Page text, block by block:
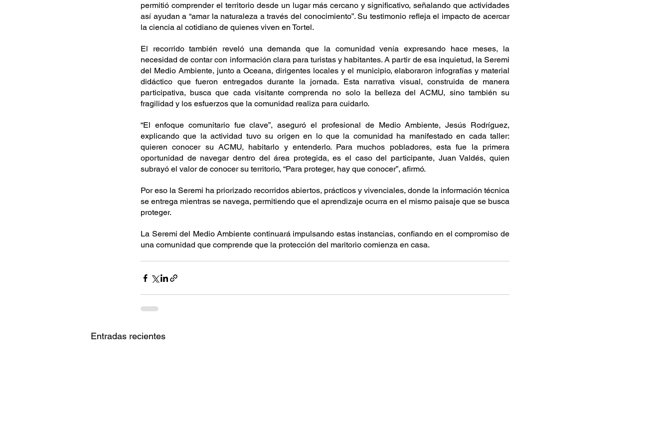
permitió comprender el territorio desde un lugar más cercano y significativo, señalando que actividades
así ayudan a “amar la naturaleza a través del conocimiento”. Su testimonio refleja el impacto de acercar
la ciencia al cotidiano de quienes viven en Tortel.
El recorrido también reveló una demanda que la comunidad venía expresando hace meses, la
necesidad de contar con información clara para turistas y habitantes. A partir de esa inquietud, la Seremi
del Medio Ambiente, junto a Oceana, dirigentes locales y el municipio, elaboraron infografías y material
didáctico que fueron entregados durante la jornada. Esta narrativa visual, construida de manera
participativa, busca que cada visitante comprenda no solo la belleza del ACMU, sino también su
fragilidad y los esfuerzos que la comunidad realiza para cuidarlo.
“El enfoque comunitario fue clave”, aseguró el profesional de Medio Ambiente, Jesús Rodríguez,
explicando que la actividad tuvo su origen en lo que la comunidad ha manifestado en cada taller:
quieren conocer su ACMU, habitarlo y entenderlo. Para muchos pobladores, esta fue la primera
oportunidad de navegar dentro del área protegida, es el caso del participante, Juan Valdés, quien
subrayó el valor de conocer su territorio, “Para proteger, hay que conocer”, afirmó.
Por eso la Seremi ha priorizado recorridos abiertos, prácticos y vivenciales, donde la información técnica
se entrega mientras se navega, permitiendo que el aprendizaje ocurra en el mismo paisaje que se busca
proteger.
La Seremi del Medio Ambiente continuará impulsando estas instancias, confiando en el compromiso de
una comunidad que comprende que la protección del maritorio comienza en casa.
Entradas recientes